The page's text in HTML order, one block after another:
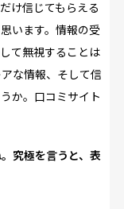
け信じてもらえる
います。情報の受
て無視することは
な情報、そして信
か。口コミサイト
究極を言うと、表